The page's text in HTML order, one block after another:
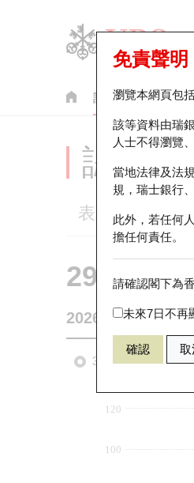
認股證 牛熊證
免責聲明
瀏覽本網頁包
該等資料由瑞
人士不得瀏覽
當地法律及法
規，瑞士銀行
此外，若任何
擔任何責任。
請確認閣下為
未來7日不再
確認 取
認股
表現 街貨
29594 瑞
2026-08-07 相
3個月 6個月
100
120